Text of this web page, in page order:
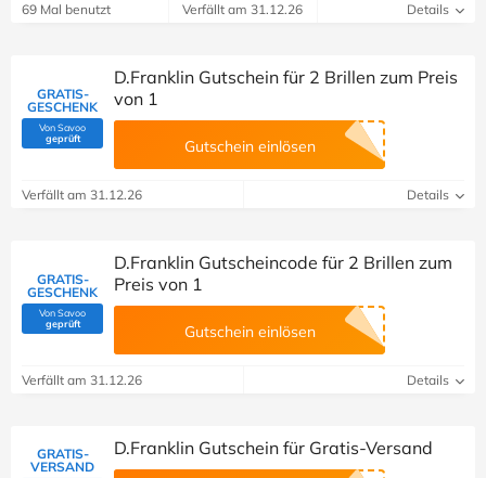
69 Mal benutzt Verfällt am 31.12.26 Details
GRATIS-
GESCHENK
Von Savoo
geprüft(Von Savoo geprüft)
D.Franklin Gutschein für 2 Brillen zum Preis
von 1
Gutschein einlösen
Verfällt am 31.12.26 Details
GRATIS-
GESCHENK
Von Savoo
geprüft(Von Savoo geprüft)
D.Franklin Gutscheincode für 2 Brillen zum
Preis von 1
Gutschein einlösen
Verfällt am 31.12.26 Details
GRATIS-
VERSAND
D.Franklin Gutschein für Gratis-Versand